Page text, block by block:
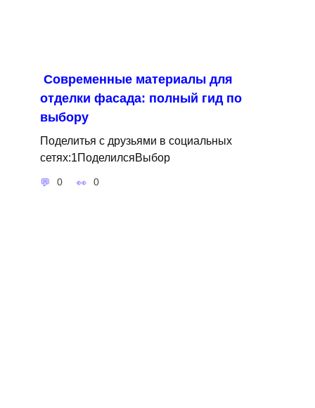
Современные материалы для
отделки фасада: полный гид по
выбору
Поделитья с друзьями в социальных
сетях:1ПоделилсяВыбор
0 0